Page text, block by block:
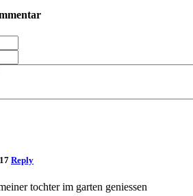
Reply
tochter im garten geniessen